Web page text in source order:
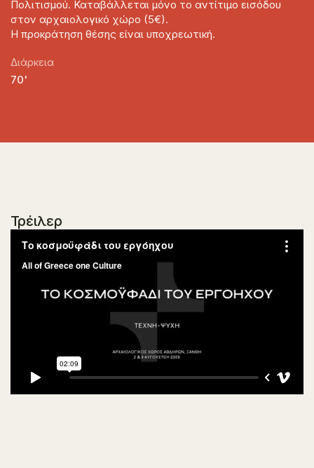
Πολιτισμού. Καταβάλλεται μόνο το αντίτιμο εισόδου
στον αρχαιολογικό χώρο (5€).
Η προκράτηση θέσης είναι υποχρεωτική.
Διάρκεια
70'
Τρέιλερ